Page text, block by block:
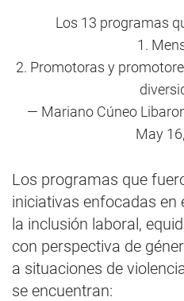
Los 13 programas
1.
2. Promotoras y
— Mariano Cúneo
May
Los programas que
iniciativas enfocadas en
la inclusión laboral,
con perspectiva de
a situaciones de
se encuentran: